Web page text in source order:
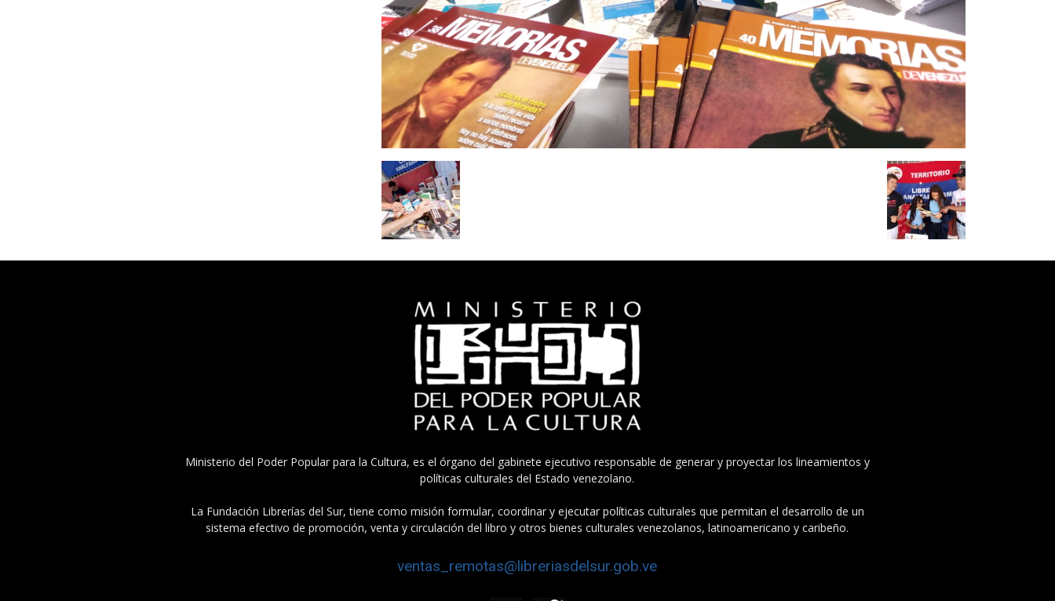
Ministerio del Poder Popular para la Cultura, es el órgano del gabinete ejecutivo responsable de generar y proyectar los lineamientos y
políticas culturales del Estado venezolano.
La Fundación Librerías del Sur, tiene como misión formular, coordinar y ejecutar políticas culturales que permitan el desarrollo de un
sistema efectivo de promoción, venta y circulación del libro y otros bienes culturales venezolanos, latinoamericano y caribeño.
ventas_remotas@libreriasdelsur.gob.ve